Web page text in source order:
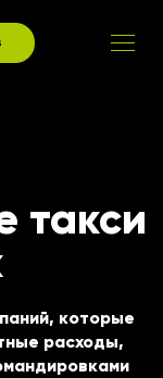
такси
которые
расходы,